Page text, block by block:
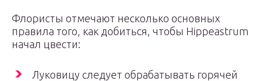
Флористы отмечают несколько основных
правила того, как добиться, чтобы Hippeastrum
начал цвести:
Луковицу следует обрабатывать горячей